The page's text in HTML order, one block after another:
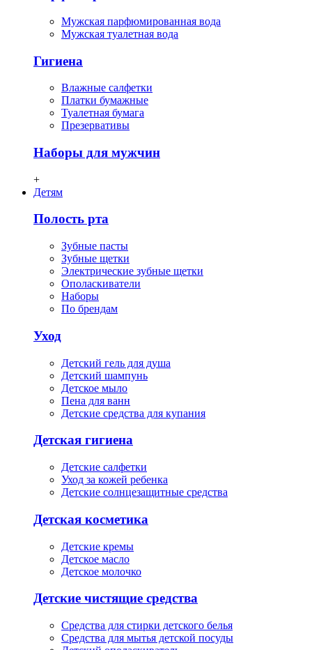
Мужская парфюмированная вода
Мужская туалетная вода
Гигиена
Влажные салфетки
Платки бумажные
Туалетная бумага
Презервативы
Наборы для мужчин
+
Детям
Полость рта
Зубные пасты
Зубные щетки
Электрические зубные щетки
Ополаскиватели
Наборы
По брендам
Уход
Детский гель для душа
Детский шампунь
Детское мыло
Пена для ванн
Детские средства для купания
Детская гигиена
Детские салфетки
Уход за кожей ребенка
Детские солнцезащитные средства
Детская косметика
Детские кремы
Детское масло
Детское молочко
Детские чистящие средства
Средства для стирки детского белья
Средства для мытья детской посуды